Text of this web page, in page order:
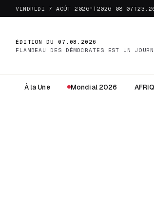
VENDREDI 7 AOÛT 2026"|2026-08-
ÉDITION DU 07.08.2026
FLAMBEAU DES DÉMOCRATES EST UN
À la Une Mondial 2026